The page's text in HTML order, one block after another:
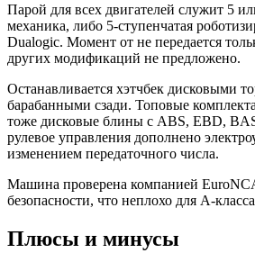
Парой для всех двигателей служит 5
механика, либо 5-ступенчатая
Dualogic. Момент от не передается
других модификаций не предложено.
Останавливается хэтчбек дисковыми
барабанными сзади. Топовые
тоже дисковые блины с ABS, EBD,
рулевое управления дополнено
изменением передаточного числа.
Машина проверена компанией
безопасности, что неплохо для А-
Плюсы и минусы